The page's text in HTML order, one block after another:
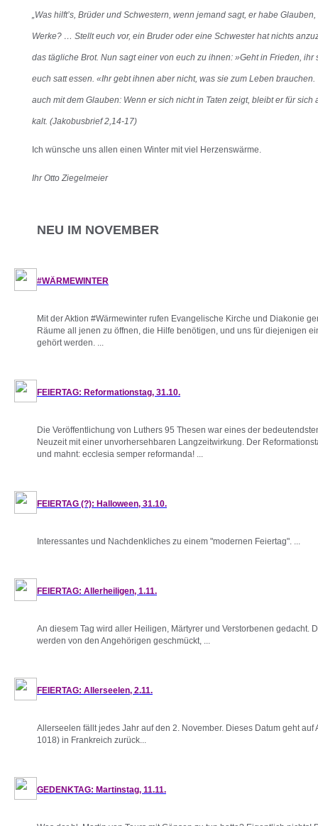
„Was hilft’s, Brüder und Schwestern, wenn jemand sagt, er habe
Werke? … Stellt euch vor, ein Bruder oder eine Schwester hat nichts
das tägliche Brot. Nun sagt einer von euch zu ihnen: »Geht in Frieden, ihr
euch satt essen. «Ihr gebt ihnen aber nicht, was sie zum Leben brauchen.
auch mit dem Glauben: Wenn er sich nicht in Taten zeigt, bleibt er für
kalt. (Jakobusbrief 2,14-17)
Ich wünsche uns allen einen Winter mit viel Herzenswärme.
Ihr Otto Ziegelmeier
NEU IM NOVEMBER
#WÄRMEWINTER
Mit der Aktion #Wärmewinter rufen Evangelische Kirche und Diakonie
Räume all jenen zu öffnen, die Hilfe benötigen, und uns für diejenigen
gehört werden. ...
FEIERTAG: Reformationstag, 31.10.
Die Veröffentlichung von Luthers 95 Thesen war eines der
Neuzeit mit einer unvorhersehbaren Langzeitwirkung. Der
und mahnt: ecclesia semper reformanda! ...
FEIERTAG (?): Halloween, 31.10.
Interessantes und Nachdenkliches zu einem "modernen Feiertag". ...
FEIERTAG: Allerheiligen, 1.11.
An diesem Tag wird aller Heiligen, Märtyrer und Verstorbenen gedacht.
werden von den Angehörigen geschmückt, ...
FEIERTAG: Allerseelen, 2.11.
Allerseelen fällt jedes Jahr auf den 2. November. Dieses Datum geht auf
1018) in Frankreich zurück...
GEDENKTAG: Martinstag, 11.11.